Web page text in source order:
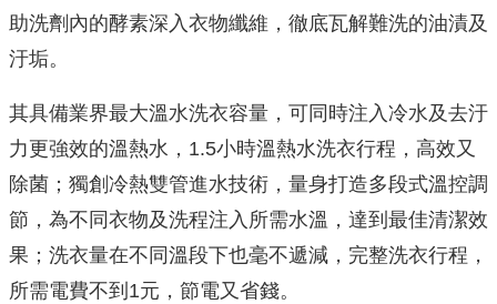
助洗劑內的酵素深入衣物纖維， 徹底瓦解難洗的油漬及
汙垢。
其具備業界最大溫水洗衣容量， 可同時注入冷水及去汙
力更強效的溫熱水，1.5小時溫熱水洗衣行程，高效又
除菌；獨創冷熱雙管進水技術， 量身打造多段式溫控調
節，為不同衣物及洗程注入所需水溫， 達到最佳清潔效
果；洗衣量在不同溫段下也毫不遞減，完整洗衣行程 ，
所需電費不到1元，節電又省錢。